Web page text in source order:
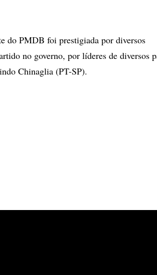
do PMDB foi prestigiada por diversos
no governo, por líderes de diversos
Chinaglia (PT-SP).